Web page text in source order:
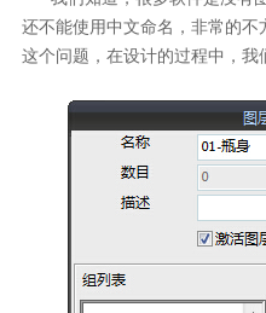
还不能使用中文命名，非常的
这个问题，在设计的过程中，我